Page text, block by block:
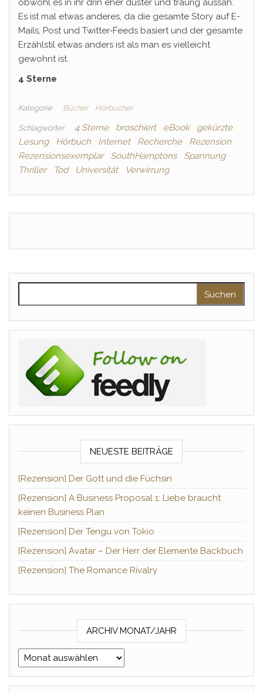
obwohl es in ihr drin eher düster und traurig aussah.
Es ist mal etwas anderes, da die gesamte Story auf E-
Mails, Post und Twitter-Feeds basiert und der gesamte
Erzählstil etwas anders ist als man es vielleicht
gewohnt ist.
4 Sterne
Kategorie Bücher Hörbucher
Schlagwörter 4 Sterne broschiert eBook
gekürzte
Lesung
Hörbuch Internet Recherche
Rezension
Rezensionsexemplar
SouthHamptons
Spannung
Thriller
Tod Universität Verwirrung
NEUESTE BEITRÄGE
[Rezension] Der Gott und die Füchsin
[Rezension] A Business Proposal 1: Liebe braucht
keinen Business Plan
[Rezension] Der Tengu von Tokio
[Rezension] Avatar – Der Herr der Elemente Backbuch
[Rezension] The Romance Rivalry
ARCHIV MONAT/JAHR
Archiv Monat/Jahr